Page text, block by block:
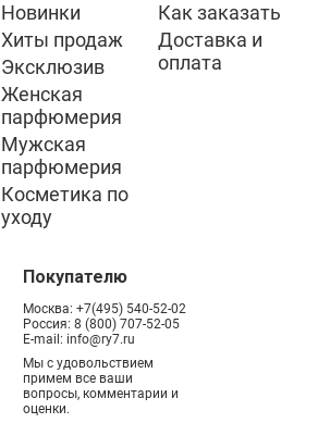
Новинки
Хиты продаж
Эксклюзив
Женская
парфюмерия
Мужская
парфюмерия
Косметика по
уходу
Как заказать
Доставка и
оплата
Покупателю
Москва: +7(495) 540-52-02
Россия: 8 (800) 707-52-05
E-mail: info@ry7.ru
Мы с удовольствием
примем все ваши
вопросы, комментарии и
оценки.